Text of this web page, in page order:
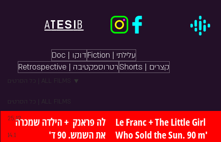
ATES B
כל הסרטים | ALL FILMS
25.12
14.1
כל הסרטים | ALL FILMS
לה פראנק  + הילדה שמכרה
את השמש. 90 ד'
Le Franc + The Little Girl
Who Sold the Sun. 90 m'
Doc | דוקו
Fiction | עלילתי
Retrospective | רטרוספקטיבה
Shorts | קצרים